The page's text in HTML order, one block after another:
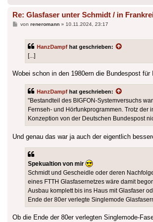
Re: Glasfaser unter Schmidt / in
Beitrag
von reneromann» 10.11.2024, 23:17
HanzDampf hat geschrieben:
[...]
Wobei schon in den 1980ern die Bundespost
HanzDampf hat geschrieben:
"Bestandteil des BIGFON-Systemversuchs
Fernseh- und Hörfunkprogrammen. Trotz
Konzeption von der Deutschen Bundespost
Und genau das war ja auch der eigentlich
Spekualtion von mir
Schmidt und Gescheidle oder deren
eines FTTH Glasfasernetzes wäre damit
Ausbau komplett bis ins Haus mit Glasfaser
Ende der 80er verlegte Singlemode
Ob die Ende der 80er verlegten Singlemode-